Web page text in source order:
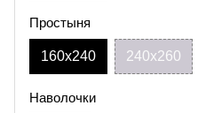
Простыня
160х240 240х260
Наволочки